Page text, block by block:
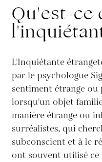
Qu'est-ce
L'Inquiétante
par le psychologue
sentiment étrange
lorsqu'un objet
manière étrange ou
surréalistes, qui
subconscient et à le
ont souvent utilisé